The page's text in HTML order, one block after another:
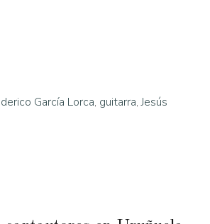
García Lorca, guitarra,Jesús